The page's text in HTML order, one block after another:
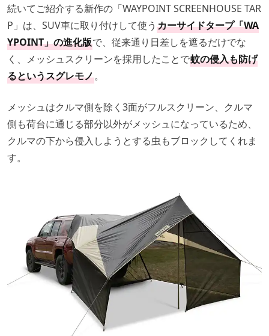
続いてご紹介する新作の「WAYPOINT SCREENHOUSE TAR
P」は、SUV車に取り付けして使う カーサイドタープ「WA
YPOINT」の進化版で、従来通り日差しを遮るだけでな
く、メッシュスクリーンを採用したことで蚊の侵入も防げ
るというスグレモノ。
メッシュはクルマ側を除く3面がフルスクリーン、クルマ
側も荷台に通じる部分以外がメッシュになっているため、
クルマの下から侵入しようとする虫もブロックしてくれま
す。